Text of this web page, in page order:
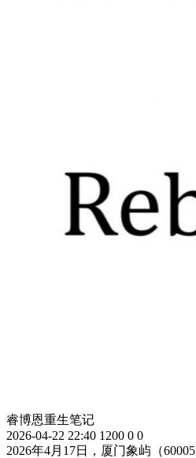
睿博恩重生笔记
2026-04-22 22:40 1200 0 0
2026年4月17日，厦门象屿（